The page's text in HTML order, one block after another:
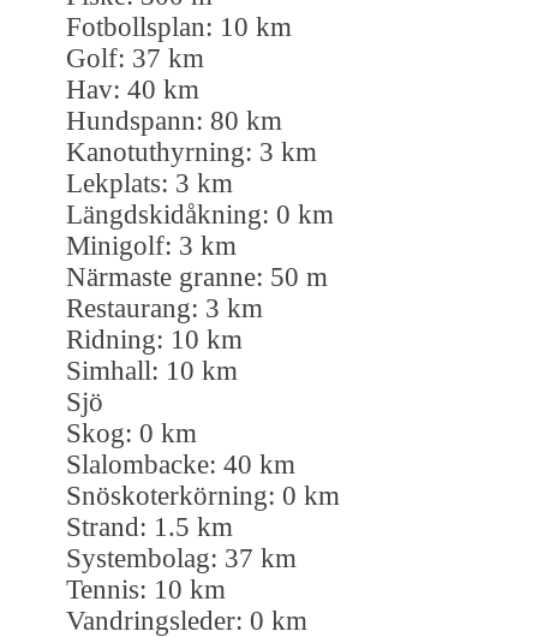
Fotbollsplan: 10 km
Golf: 37 km
Hav: 40 km
Hundspann: 80 km
Kanotuthyrning: 3 km
Lekplats: 3 km
Längdskidåkning: 0 km
Minigolf: 3 km
Närmaste granne: 50 m
Restaurang: 3 km
Ridning: 10 km
Simhall: 10 km
Sjö
Skog: 0 km
Slalombacke: 40 km
Snöskoterkörning: 0 km
Strand: 1.5 km
Systembolag: 37 km
Tennis: 10 km
Vandringsleder: 0 km